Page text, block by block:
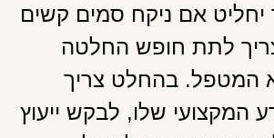
אם ניקח סמים קשים
לתת חופש החלטה
המטפל. בהחלט צריך
המקצועי שלו, לבקש ייעוץ